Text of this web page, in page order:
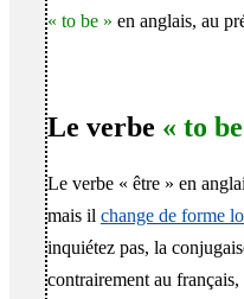
« to be » en anglais, au
Le verbe « to
Le verbe « être » en
mais il change de forme
inquiétez pas, la
contrairement au